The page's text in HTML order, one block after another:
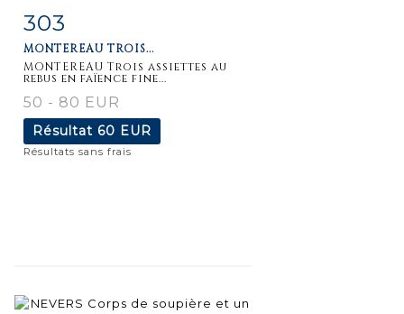
Fiche
détaillée
303
MONTEREAU TROIS...
MONTEREAU Trois assiettes au
rebus en faïence fine...
50 - 80 EUR
Résultat 60 EUR
Résultats sans frais